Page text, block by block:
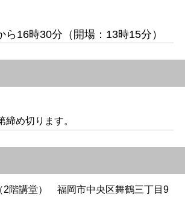
16時30分（開場：13時15分）
締め切ります。
2階講堂） 福岡市中央区舞鶴三丁目9